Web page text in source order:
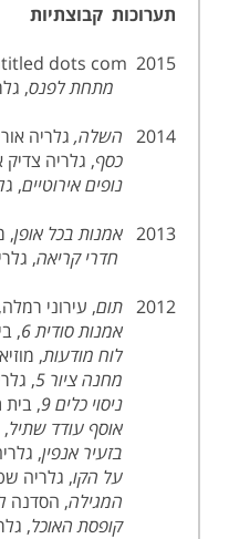
תערוכות קבוצתיות
2015 Untitled dots com פרוייקט 166 בגלריה משרד בת"א
מתחת לפנס, גלריה
2014 השלה, גלריה
כסף, גלריה
נופים אירוטיים,
2013 אמנות בכל אופן,
חדרי קריאה,
2012 תום, עירוני
אמנות סודית 6 ,
לוח מודעות,
מחנה ציור 5
,
ניסוי כלים 9
, בית
אוסף עודד שתיל,
בזעיר אנפין,
על הקו, גלריה
המגילה, הסדנה
קופסת האוכל,